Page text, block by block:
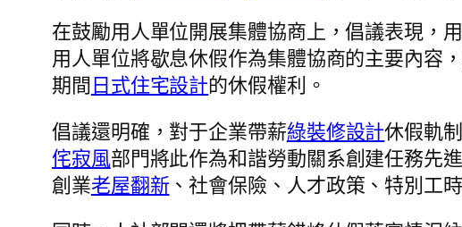
在鼓勵用人單位開展集體協商上，倡議表現，
用人單位將歇息休假作為集體協商的主要內容
期間日式住宅設計的休假權利。
倡議還明確，對于企業帶薪綠裝修設計休假軌
侘寂風部門將此作為和諧勞動關系創建任務先
創業老屋翻新 、社會保險、人才政策、特別工